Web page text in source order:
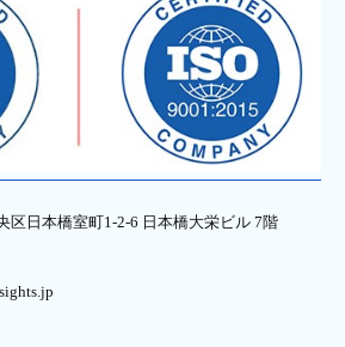
区日本橋室町1-2-6 日本橋大栄ビル 7階